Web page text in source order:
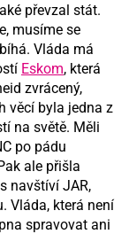
převzal stát.
musíme se
Vláda má
Eskom, která
zvrácený,
věcí byla jedna z
na světě. Měli
po pádu
ale přišla
navštíví JAR,
Vláda, která není
spravovat ani